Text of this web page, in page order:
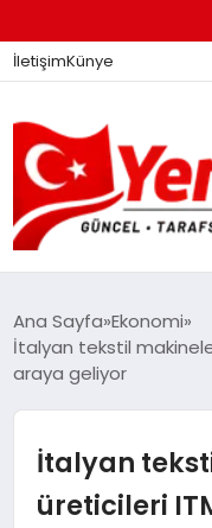
İletişimKünye
GÜNDEM
DÜNYA
Ana Sayfa Ekonomi
İtalyan tekstil
araya geliyor
İtalyan
üreticileri